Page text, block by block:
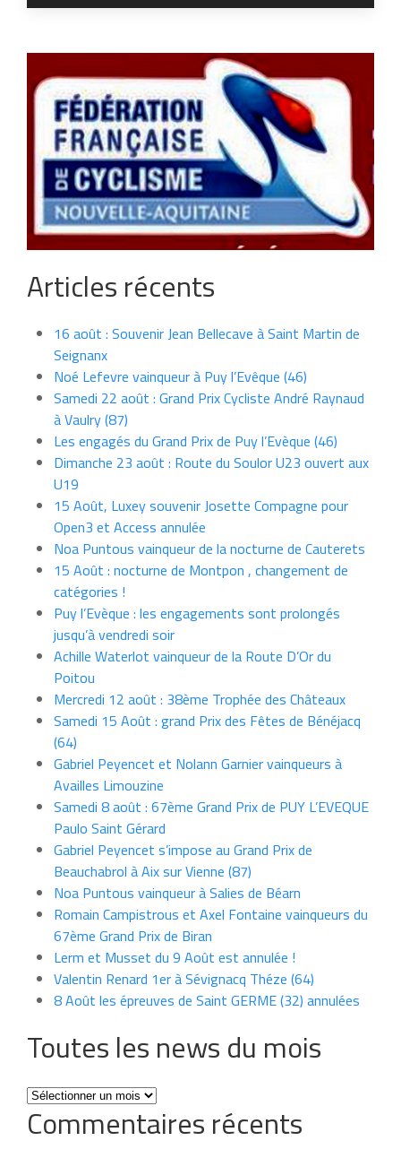
Articles récents
16 août : Souvenir Jean Bellecave à Saint Martin de
Seignanx
Noé Lefevre vainqueur à Puy l’Evêque (46)
Samedi 22 août : Grand Prix Cycliste André Raynaud
à Vaulry (87)
Les engagés du Grand Prix de Puy l’Evèque (46)
Dimanche 23 août : Route du Soulor U23 ouvert aux
U19
15 Août, Luxey souvenir Josette Compagne pour
Open3 et Access annulée
Noa Puntous vainqueur de la nocturne de Cauterets
15 Août : nocturne de Montpon , changement de
catégories !
Puy l’Evèque : les engagements sont prolongés
jusqu’à vendredi soir
Achille Waterlot vainqueur de la Route D’Or du
Poitou
Mercredi 12 août : 38ème Trophée des Châteaux
Samedi 15 Août : grand Prix des Fêtes de Bénéjacq
(64)
Gabriel Peyencet et Nolann Garnier vainqueurs à
Availles Limouzine
Samedi 8 août : 67ème Grand Prix de PUY L’EVEQUE
Paulo Saint Gérard
Gabriel Peyencet s’impose au Grand Prix de
Beauchabrol à Aix sur Vienne (87)
Noa Puntous vainqueur à Salies de Béarn
Romain Campistrous et Axel Fontaine vainqueurs du
67ème Grand Prix de Biran
Lerm et Musset du 9 Août est annulée !
Valentin Renard 1er à Sévignacq Théze (64)
8 Août les épreuves de Saint GERME (32) annulées
Toutes les news du mois
Toutes
les
news
Commentaires récents